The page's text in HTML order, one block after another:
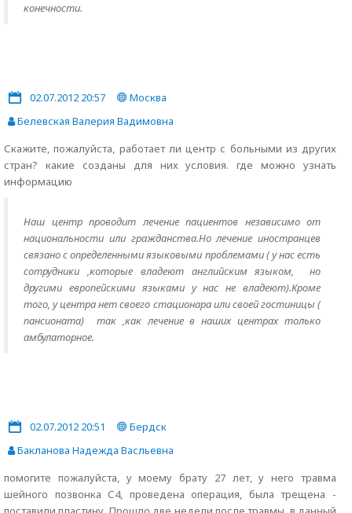
конечности.
02.07.2012 20:57
Москва
Белевская Валерия Вадимовна
Скажите, пожалуйста, работает ли центр с больными из других
стран? какие созданы для них условия. где можно узнать
информацию
Наш центр проводит лечение пациентов независимо от
национальности или гражданства.Но лечение иностранцев
связано с определенными языковыми проблемами ( у нас есть
сотрудники ,которые владеют английским языком, но
другими европейскими языками у нас не владеют).Кроме
того, у центра нет своего стационара или своей гостиницы (
пансионата) так ,как лечение в наших центрах только
амбулаторное.
02.07.2012 20:51
Бердск
Бакланова Надежда Васльевна
помогите пожалуйста, у моему брату 27 лет, у него травма
шейного позвонка С4, проведена операция, была трещена -